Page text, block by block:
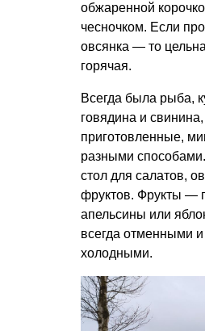
обжаренной
чесночком. Если
овсянка — то
горячая.
Всегда была рыба,
говядина и свинина,
приготовленные,
разными
стол для салатов,
фруктов. Фрукты —
апельсины или
всегда отменными
холодными.